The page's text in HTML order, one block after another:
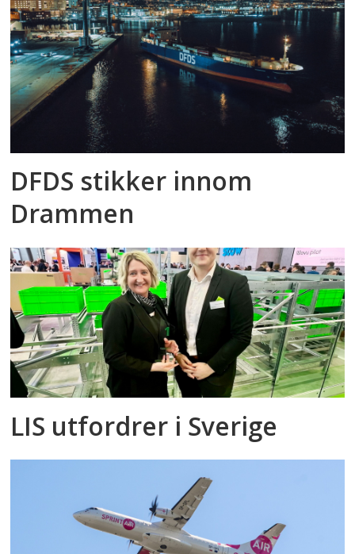
DFDS stikker innom
Drammen
LIS utfordrer i Sverige